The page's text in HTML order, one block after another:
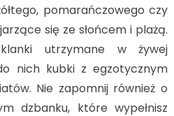
pomarańczowego czy
się ze słońcem i plażą.
utrzymane w żywej
nich kubki z egzotycznym
Nie zapomnij również o
dzbanku, które wypełnisz